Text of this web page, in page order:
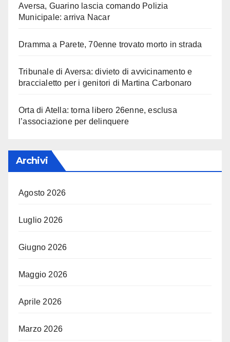
Aversa, Guarino lascia comando Polizia
Municipale: arriva Nacar
Dramma a Parete, 70enne trovato morto in strada
Tribunale di Aversa: divieto di avvicinamento e
braccialetto per i genitori di Martina Carbonaro
Orta di Atella: torna libero 26enne, esclusa
l’associazione per delinquere
Archivi
Agosto 2026
Luglio 2026
Giugno 2026
Maggio 2026
Aprile 2026
Marzo 2026